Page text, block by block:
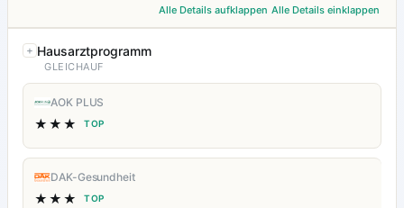
Alle Details aufklappen Alle Details einklappen
Hausarztprogramm
GLEICHAUF
AOK PLUS
★★★ TOP
DAK-Gesundheit
★★★ TOP